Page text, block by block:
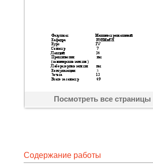
Посмотреть все страницы
Содержание работы